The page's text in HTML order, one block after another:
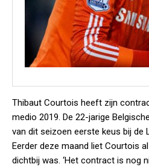
Thibaut Courtois heeft zijn
medio 2019. De 22-jarige
van dit seizoen eerste keus bij de
Eerder deze maand liet Courtois
dichtbij was. ‘Het contract is nog